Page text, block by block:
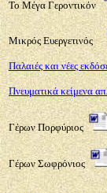
Το Μέγα Γεροντικόν
Μικρός Ευεργετινός
Παλαιές και νέες
Πνευματικά κείμενα
Γέρων Πορφύριος
Γέρων Σωφρόνιος